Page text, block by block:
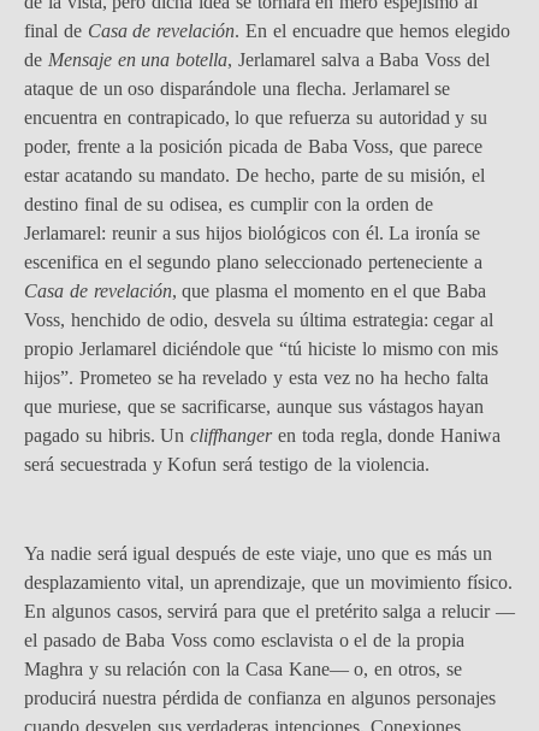
final de Casa de revelación. En el encuadre que hemos elegido
de Mensaje en una botella, Jerlamarel salva a Baba Voss del
ataque de un oso disparándole una flecha. Jerlamarel se
encuentra en contrapicado, lo que refuerza su autoridad y su
poder, frente a la posición picada de Baba Voss, que parece
estar acatando su mandato. De hecho, parte de su misión, el
destino final de su odisea, es cumplir con la orden de
Jerlamarel: reunir a sus hijos biológicos con él. La ironía se
escenifica en el segundo plano seleccionado perteneciente a
Casa de revelación, que plasma el momento en el que Baba
Voss, henchido de odio, desvela su última estrategia: cegar al
propio Jerlamarel diciéndole que “tú hiciste lo mismo con mis
hijos”. Prometeo se ha revelado y esta vez no ha hecho falta
que muriese, que se sacrificarse, aunque sus vástagos hayan
pagado su hibris. Uncliffhangeren toda regla, donde Haniwa
será secuestrada y Kofun será testigo de la violencia.
Ya nadie será igual después de este viaje, uno que es más un
desplazamiento vital, un aprendizaje, que un movimiento físico.
En algunos casos, servirá para que el pretérito salga a relucir —
el pasado de Baba Voss como esclavista o el de la propia
Maghra y su relación con la Casa Kane— o, en otros, se
producirá nuestra pérdida de confianza en algunos personajes
cuando desvelen sus verdaderas intenciones. Conexiones